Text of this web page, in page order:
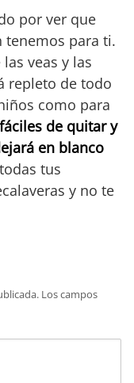
por ver que
tenemos para ti.
veas y las
repleto de todo
como para
de quitar y
en blanco
tus
y no te
Los campos